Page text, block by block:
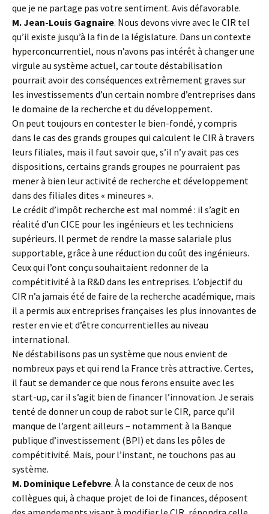
que je ne partage pas votre sentiment. Avis défavorable.
M. Jean-Louis Gagnaire. Nous devons vivre avec le CIR tel
qu’il existe jusqu’à la fin de la législature. Dans un contexte
hyperconcurrentiel, nous n’avons pas intérêt à changer une
virgule au système actuel, car toute déstabilisation
pourrait avoir des conséquences extrêmement graves sur
les investissements d’un certain nombre d’entreprises dans
le domaine de la recherche et du développement.
On peut toujours en contester le bien-fondé, y compris
dans le cas des grands groupes qui calculent le CIR à travers
leurs filiales, mais il faut savoir que, s’il n’y avait pas ces
dispositions, certains grands groupes ne pourraient pas
mener à bien leur activité de recherche et développement
dans des filiales dites « mineures ».
Le crédit d’impôt recherche est mal nommé : il s’agit en
réalité d’un CICE pour les ingénieurs et les techniciens
supérieurs. Il permet de rendre la masse salariale plus
supportable, grâce à une réduction du coût des ingénieurs.
Ceux qui l’ont conçu souhaitaient redonner de la
compétitivité à la R&D dans les entreprises. L’objectif du
CIR n’a jamais été de faire de la recherche académique, mais
il a permis aux entreprises françaises les plus innovantes de
rester en vie et d’être concurrentielles au niveau
international.
Ne déstabilisons pas un système que nous envient de
nombreux pays et qui rend la France très attractive. Certes,
il faut se demander ce que nous ferons ensuite avec les
start-up, car il s’agit bien de financer l’innovation. Je serais
tenté de donner un coup de rabot sur le CIR, parce qu’il
manque de l’argent ailleurs – notamment à la Banque
publique d’investissement (BPI) et dans les pôles de
compétitivité. Mais, pour l’instant, ne touchons pas au
système.
M. Dominique Lefebvre. À la constance de ceux de nos
collègues qui, à chaque projet de loi de finances, déposent